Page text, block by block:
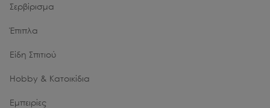
Σερβίρισμα
Έπιπλα
Είδη Σπιτιού
Hobby & Κατοικίδια
Εμπειρίες